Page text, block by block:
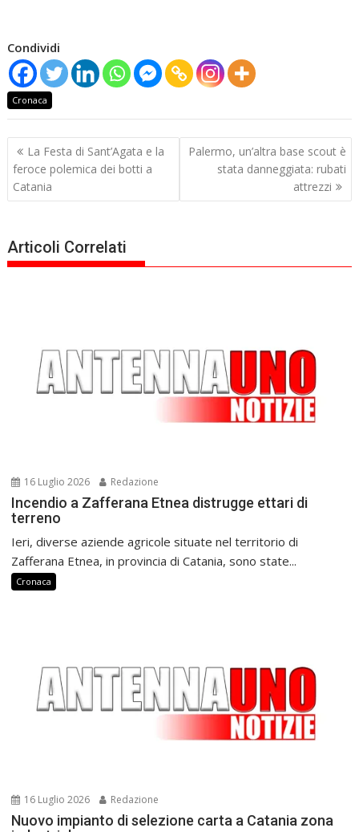
Condividi
Cronaca
Navigazione
articoli
La Festa di Sant’Agata e la
feroce polemica dei botti a
Catania
Palermo, un’altra base scout è
stata danneggiata: rubati
attrezzi
Articoli Correlati
16 Luglio 2026 Redazione
Incendio a Zafferana Etnea distrugge ettari di
terreno
Ieri, diverse aziende agricole situate nel territorio di
Zafferana Etnea, in provincia di Catania, sono state...
Cronaca
16 Luglio 2026 Redazione
Nuovo impianto di selezione carta a Catania zona